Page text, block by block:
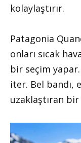
kolaylaştırır.
Patagonia
onları sıcak
bir seçim
iter. Bel bandı,
uzaklaştıran